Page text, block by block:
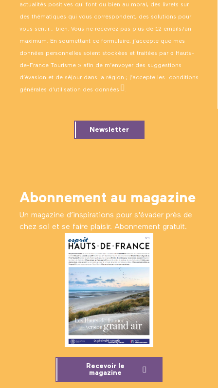
actualités positives qui font du bien au moral, des livrets sur
des thématiques qui vous correspondent, des solutions pour
vous sentir… bien. Vous ne recevrez pas plus de 12 emails/an
maximum. En soumettant ce formulaire, j’accepte que mes
données personnelles soient stockées et traitées par « Hauts-
de-France Tourisme » afin de m’envoyer des suggestions
d’évasion et de séjour dans la région ; j’accepte les conditions
générales d’utilisation des données .
Newsletter
Abonnement au magazine
Un magazine d’inspirations pour s'évader près de
chez soi et se faire plaisir. Abonnement gratuit.
Recevoir le
magazine